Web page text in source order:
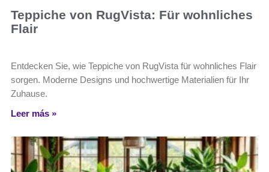
Teppiche von RugVista: Für wohnliches
Flair
Entdecken Sie, wie Teppiche von RugVista für wohnliches Flair
sorgen. Moderne Designs und hochwertige Materialien für Ihr
Zuhause.
Leer más »